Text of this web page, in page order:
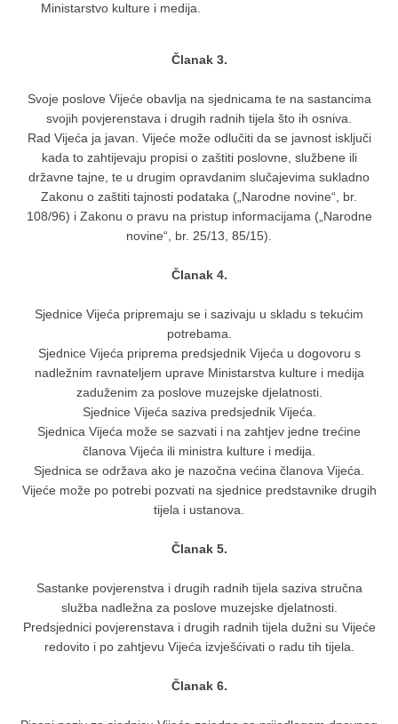
Ministarstvo kulture i medija.
Članak 3.
Svoje poslove Vijeće obavlja na sjednicama te na sastancima
svojih povjerenstava i drugih radnih tijela što ih osniva.
Rad Vijeća ja javan. Vijeće može odlučiti da se javnost isključi
kada to zahtijevaju propisi o zaštiti poslovne, službene ili
državne tajne, te u drugim opravdanim slučajevima sukladno
Zakonu o zaštiti tajnosti podataka („Narodne novine“, br.
108/96) i Zakonu o pravu na pristup informacijama („Narodne
novine“, br. 25/13, 85/15).
Članak 4.
Sjednice Vijeća pripremaju se i sazivaju u skladu s tekućim
potrebama.
Sjednice Vijeća priprema predsjednik Vijeća u dogovoru s
nadležnim ravnateljem uprave Ministarstva kulture i medija
zaduženim za poslove muzejske djelatnosti.
Sjednice Vijeća saziva predsjednik Vijeća.
Sjednica Vijeća može se sazvati i na zahtjev jedne trećine
članova Vijeća ili ministra kulture i medija.
Sjednica se održava ako je nazočna većina članova Vijeća.
Vijeće može po potrebi pozvati na sjednice predstavnike drugih
tijela i ustanova.
Članak 5.
Sastanke povjerenstva i drugih radnih tijela saziva stručna
služba nadležna za poslove muzejske djelatnosti.
Predsjednici povjerenstava i drugih radnih tijela dužni su Vijeće
redovito i po zahtjevu Vijeća izvješćivati o radu tih tijela.
Članak 6.